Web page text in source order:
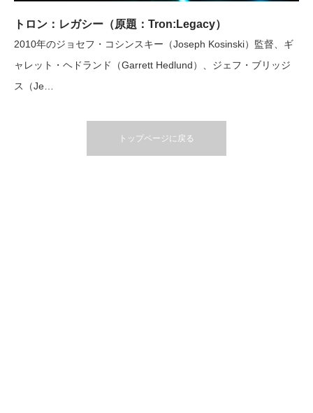
トロン：レガシー（原題：Tron:Legacy）
2010年のジョセフ・コシンスキー（Joseph Kosinski）監督、ギ
ャレット・ヘドランド（Garrett Hedlund）、ジェフ・ブリッジ
ス（Je…
トップページに戻る